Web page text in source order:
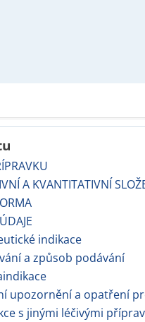
A KVANTITATIVNÍ
indikace
a způsob podávání
upozornění a opatření
s jinými léčivými